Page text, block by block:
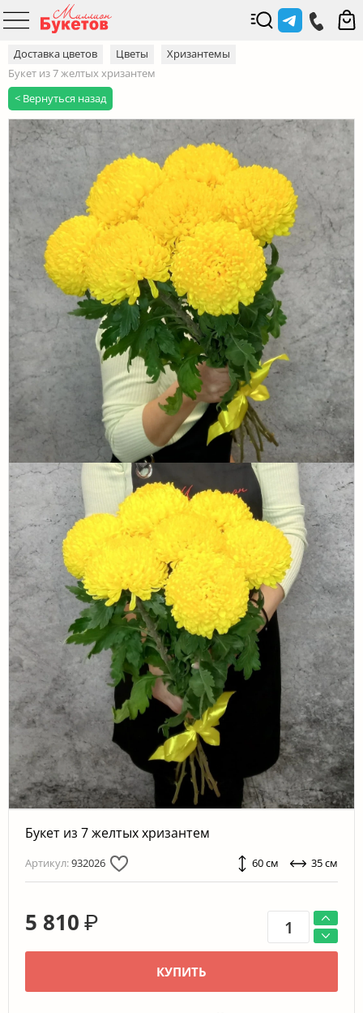
Доставка цветов Цветы
Хризантемы
Букет из 7 желтых хризантем
< Вернуться назад
Букет из 7 желтых хризантем
Артикул:932026 60 см 35 см
5 810 ₽
КУПИТЬ